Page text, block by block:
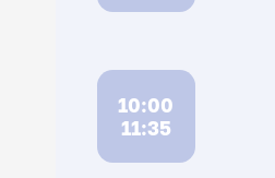
10:00
11:35